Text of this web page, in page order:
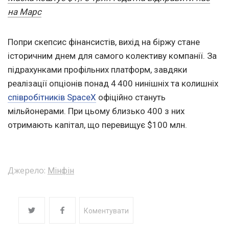
на Марс
Попри скепсис фінансистів, вихід на біржу стане
історичним днем для самого колективу компанії. За
підрахунками профільних платформ, завдяки
реалізації опціонів понад 4 400 нинішніх та колишніх
співробітників SpaceX офіційно стануть
мільйонерами. При цьому близько 400 з них
отримають капітал, що перевищує $100 млн.
Джерело: Мінфін
Коментувати